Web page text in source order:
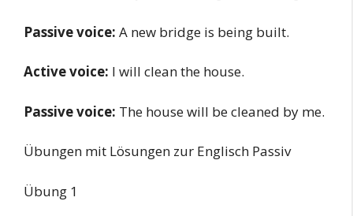
Passive voice: A new bridge is being built.
Active voice: I will clean the house.
Passive voice: The house will be cleaned by me.
Übungen mit Lösungen zur Englisch Passiv
Übung 1